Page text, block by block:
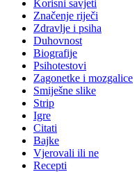
Korisni savjeti
Značenje riječi
Zdravlje i psiha
Duhovnost
Biografije
Psihotestovi
Zagonetke i mozgalice
Smiješne slike
Strip
Igre
Citati
Bajke
Vjerovali ili ne
Recepti